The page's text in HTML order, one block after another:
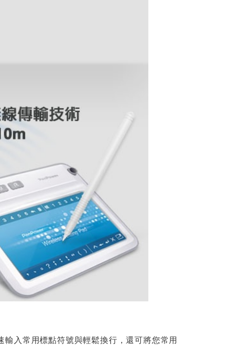
入常用標點符號與輕鬆換行，還可將您常用